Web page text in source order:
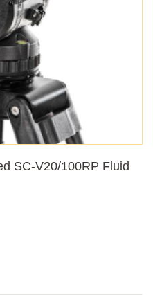
SC-V20/100RP Fluid